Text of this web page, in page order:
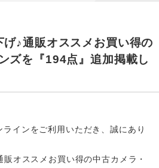
♪通販オススメお買い得の
ズを『194点』追加掲載し
インをご利用いただき、誠にあり
オススメお買い得の中古カメラ・